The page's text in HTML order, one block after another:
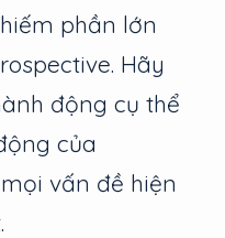
phần lớn
Hãy
động cụ thể
của
vấn đề hiện